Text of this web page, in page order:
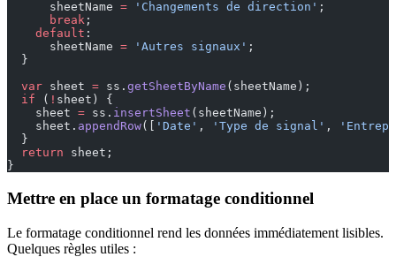
      sheetName
= 'Changements de direction' ;
      break
;
    default
:
      sheetName
= 'Autres signaux' ;
  }
  var
sheet = ss. getSheetByName (sheetName);
  if
( ! sheet) {
    sheet
= ss. insertSheet (sheetName);
    sheet.
appendRow([ 'Date' , 'Type de signal' ,
  }
  return
sheet;
}
Mettre en place un formatage conditionnel
Le formatage conditionnel rend les données immédiatement lisibles.
Quelques règles utiles :